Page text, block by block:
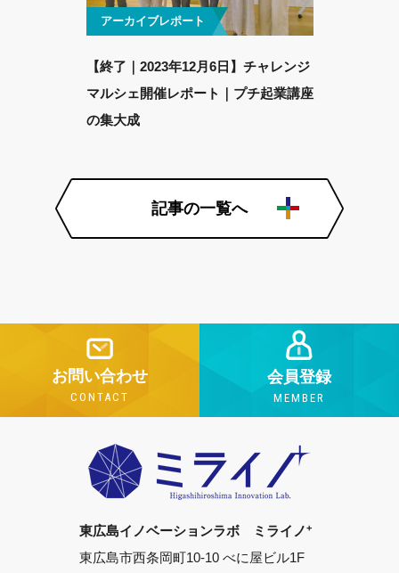
アーカイブレポート
【終了｜2023年12月6日】チャレンジ
マルシェ開催レポート｜プチ起業講座
の集大成
記事の一覧へ
お問い合わせ
CONTACT
会員登録
MEMBER
東広島イノベーションラボ ミライノ+
東広島市西条岡町10-10 べに屋ビル1F